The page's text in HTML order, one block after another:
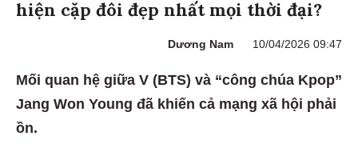
hiện cặp đôi đẹp nhất mọi thời đại?
Dương Nam 10/04/2026 09:47
Mối quan hệ giữa V (BTS) và “công chúa Kpop”
Jang Won Young đã khiến cả mạng xã hội phải
ồn.